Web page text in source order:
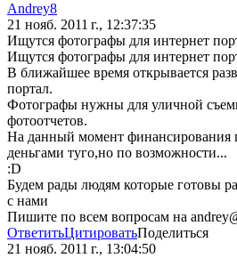
Andrey8
21 нояб. 2011 г., 12:37:35
Ищутся фотографы для интернет
Ищутся фотографы для интернет
В ближайшее время открывается
портал.
Фотографы нужны для уличной
фотоотчетов.
На данный момент финансирования
деньгами туго,но по возможности...
:D
Будем рады людям которые готовы
с нами
Пишите по всем вопросам на
ОтветитьЦитироватьПоделиться
21 нояб. 2011 г., 13:04:50